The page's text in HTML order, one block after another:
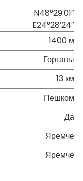
N48°29′01″
E24°28′24″
1400 м
Горганы
13 км
Пешком
Да
Яремче
Яремче